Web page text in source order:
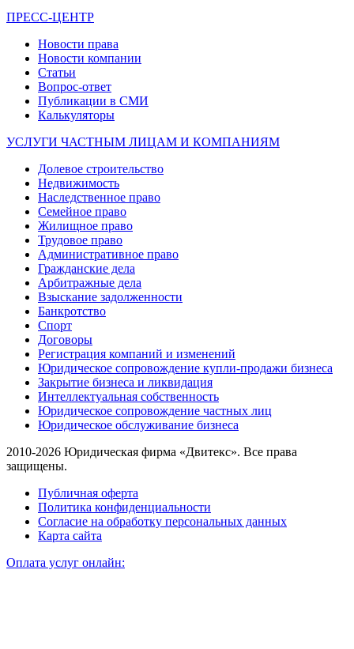
ПРЕСС-ЦЕНТР
Новости права
Новости компании
Статьи
Вопрос-ответ
Публикации в СМИ
Калькуляторы
УСЛУГИ ЧАСТНЫМ ЛИЦАМ И КОМПАНИЯМ
Долевое строительство
Недвижимость
Наследственное право
Семейное право
Жилищное право
Трудовое право
Административное право
Гражданские дела
Арбитражные дела
Взыскание задолженности
Банкротство
Спорт
Договоры
Регистрация компаний и изменений
Юридическое сопровождение купли-продажи бизнеса
Закрытие бизнеса и ликвидация
Интеллектуальная собственность
Юридическое сопровождение частных лиц
Юридическое обслуживание бизнеса
2010-2026 Юридическая фирма «Двитекс». Все права
защищены.
Публичная оферта
Политика конфиденциальности
Согласие на обработку персональных данных
Карта сайта
Оплата услуг онлайн: